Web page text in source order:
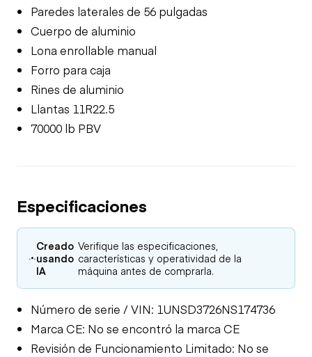
Paredes laterales de 56 pulgadas
Cuerpo de aluminio
Lona enrollable manual
Forro para caja
Rines de aluminio
Llantas 11R22.5
70000 lb PBV
Especificaciones
Creado
usando
IA
Verifique las especificaciones,
características y operatividad de la
máquina antes de comprarla.
Número de serie / VIN: 1UNSD3726NS174736
Marca CE: No se encontró la marca CE
Revisión de Funcionamiento Limitado: No se